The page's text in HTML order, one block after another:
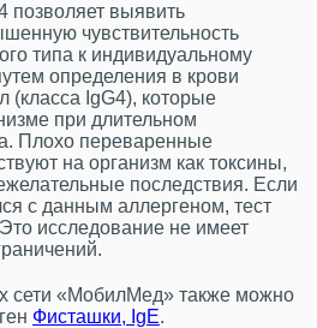
позволяет выявить
чувствительность
типа к индивидуальному
определения в крови
(класса IgG4), которые
при длительном
Плохо переваренные
на организм как токсины,
последствия. Если
с данным аллергеном, тест
исследование не имеет
сети «МобилМед» также можно
Фисташки, IgE.